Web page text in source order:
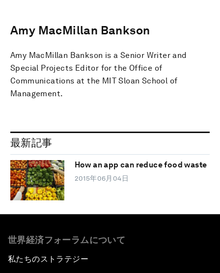
Amy MacMillan Bankson
Amy MacMillan Bankson is a Senior Writer and
Special Projects Editor for the Office of
Communications at the MIT Sloan School of
Management.
最新記事
How an app can reduce food waste
2015年06月04日
世界経済フォーラムについて
私たちのストラテジー